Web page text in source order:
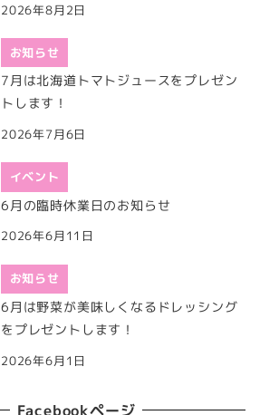
2026年8月2日
お知らせ
7月は北海道トマトジュースをプレゼン
トします！
2026年7月6日
イベント
6月の臨時休業日のお知らせ
2026年6月11日
お知らせ
6月は野菜が美味しくなるドレッシング
をプレゼントします！
2026年6月1日
Facebookページ